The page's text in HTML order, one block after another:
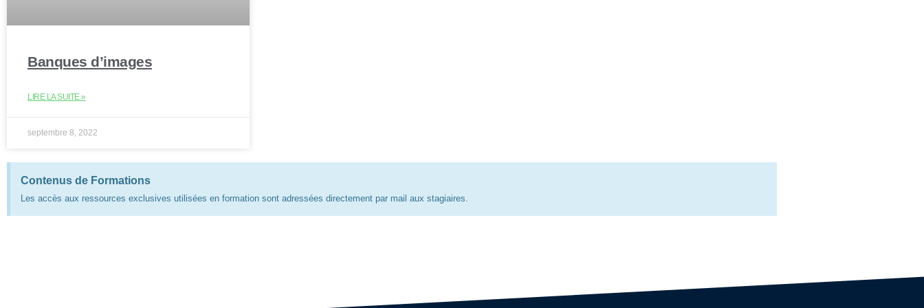
Banques d’images
LIRE LA SUITE »
septembre 8, 2022
Contenus de Formations
Les accès aux ressources exclusives utilisées en formation sont adressées directement par mail aux stagiaires.